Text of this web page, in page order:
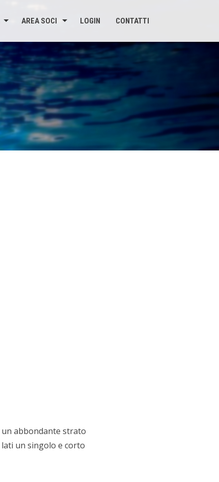
AREA SOCI LOGIN CONTATTI
un abbondante strato
lati un singolo e corto